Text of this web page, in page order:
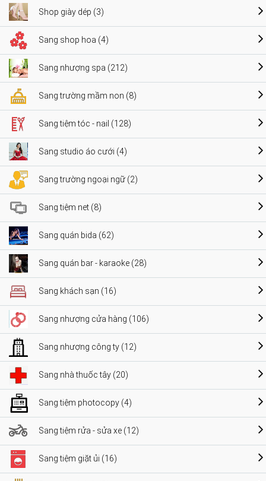
Shop giày dép (3)
Sang shop hoa (4)
Sang nhượng spa (212)
Sang trường mầm non (8)
Sang tiệm tóc - nail (128)
Sang studio áo cưới (4)
Sang trường ngoại ngữ (2)
Sang tiệm net (8)
Sang quán bida (62)
Sang quán bar - karaoke (28)
Sang khách sạn (16)
Sang nhượng cửa hàng (106)
Sang nhượng công ty (12)
Sang nhà thuốc tây (20)
Sang tiệm photocopy (4)
Sang tiệm rửa - sửa xe (12)
Sang tiệm giặt ủi (16)